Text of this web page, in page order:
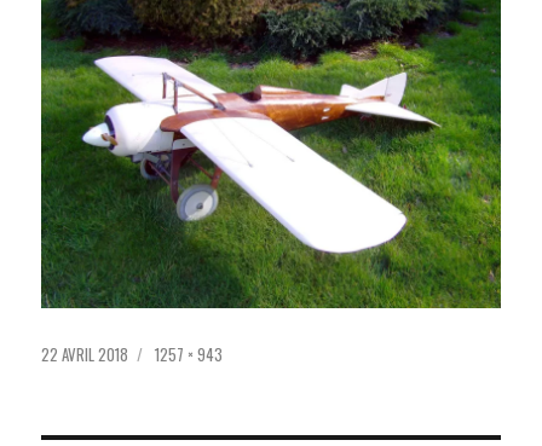
PUBLIÉ
22 AVRIL 2018
TAILLE
1257 × 943